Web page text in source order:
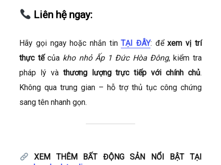
Liên hệ ngay:
Hãy gọi ngay hoặc nhắn tinTẠI ĐÂY: đểxem vị trí
thực tếcủa kho nhỏ Ấp 1 Đức Hòa Đông, kiểm tra
pháp lý và thương lượng trực tiếp với chính chủ.
Không qua trung gian – hỗ trợ thủ tục công chứng
sang tên nhanh gọn.
XEM THÊM BẤT ĐỘNG SẢN NỔI BẬT TẠI